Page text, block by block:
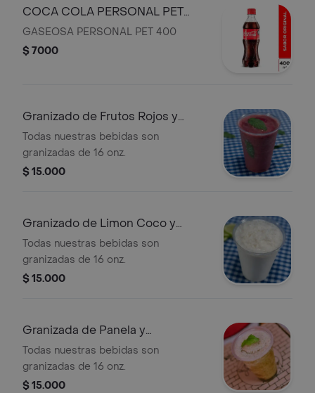
COCA COLA PERSONAL PET
400
GASEOSA PERSONAL PET 400
$ 7000
Granizado de Frutos Rojos y
Menta
Todas nuestras bebidas son
granizadas de 16 onz.
$ 15.000
Granizado de Limon Coco y
Guanabana
Todas nuestras bebidas son
granizadas de 16 onz.
$ 15.000
Granizada de Panela y
Hierbabuena
Todas nuestras bebidas son
granizadas de 16 onz.
$ 15.000